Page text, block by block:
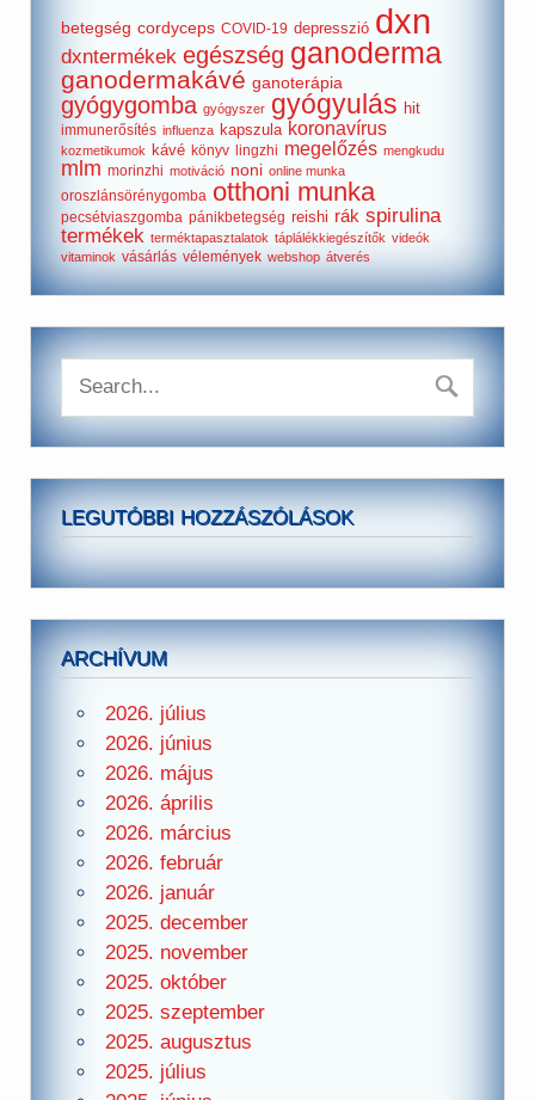
betegség cordyceps COVID-19 depresszió dxn
dxntermékek egészség ganoderma
ganodermakávé ganoterápia
gyógygomba gyógyszer gyógyulás hit
immunerősítés influenza kapszula koronavírus
kozmetikumok kávé könyv lingzhi megelőzés mengkudu
mlm morinzhi motiváció noni online munka
oroszlánsörénygomba otthoni munka
pecsétviaszgomba pánikbetegség reishi rák spirulina
termékek terméktapasztalatok táplálékkiegészítők videók
vitaminok vásárlás vélemények webshop átverés
LEGUTÓBBI HOZZÁSZÓLÁSOK
ARCHÍVUM
2026. július
2026. június
2026. május
2026. április
2026. március
2026. február
2026. január
2025. december
2025. november
2025. október
2025. szeptember
2025. augusztus
2025. július